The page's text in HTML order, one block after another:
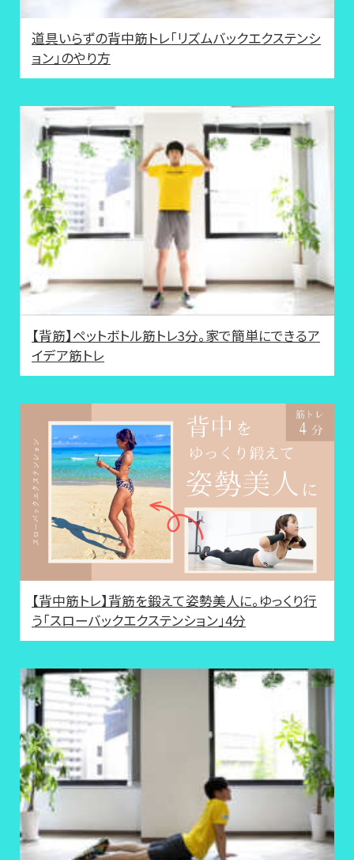
道具いらずの背中筋トレ「リズムバックエクステンシ
ョン」のやり方
【背筋】ペットボトル筋トレ3分。家で簡単にできるア
イデア筋トレ
【背中筋トレ】背筋を鍛えて姿勢美人に。ゆっくり行
う「スローバックエクステンション」4分